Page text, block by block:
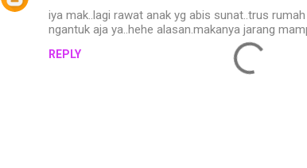
iya mak..lagi rawat anak yg abis sunat..trus
ngantuk aja ya..hehe alasan.makanya jarang
REPLY